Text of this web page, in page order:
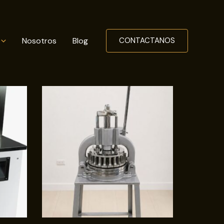
Nosotros Blog CONTACTANOS